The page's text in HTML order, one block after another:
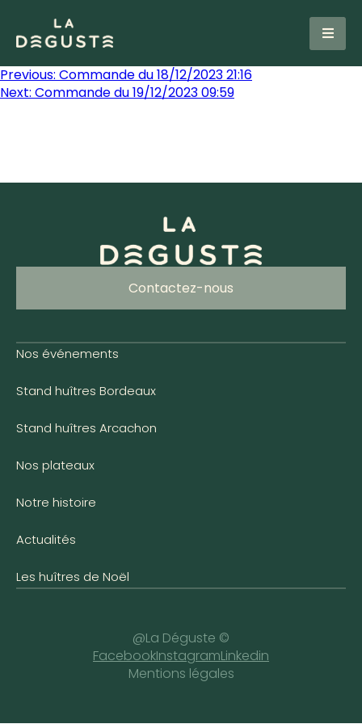
Previous: Commande du 18/12/2023 21:16
Next: Commande du 19/12/2023 09:59
Contactez-nous
Nos événements
Stand huîtres Bordeaux
Stand huîtres Arcachon
Nos plateaux
Notre histoire
Actualités
Les huîtres de Noël
@La Déguste ©
FacebookInstagramLinkedin
Mentions légales